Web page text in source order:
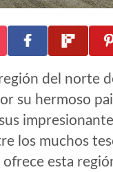
del norte
su hermoso
los muchos
esta